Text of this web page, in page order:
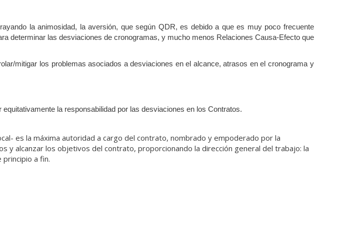
la animosidad, la aversión, que según QDR, es debido a que es muy poco frecuente
determinar las desviaciones de cronogramas, y mucho menos Relaciones Causa-Efecto que
mitigar los problemas asociados a desviaciones en el alcance, atrasos en el cronograma y
la responsabilidad por las desviaciones en los Contratos.
es la máxima autoridad a cargo del contrato, nombrado y empoderado por la
y alcanzar los objetivos del contrato, proporcionando la dirección general del trabajo: la
a fin.